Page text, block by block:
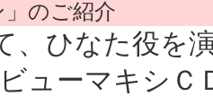
」のご紹介
、ひなた役を
ューマキシ